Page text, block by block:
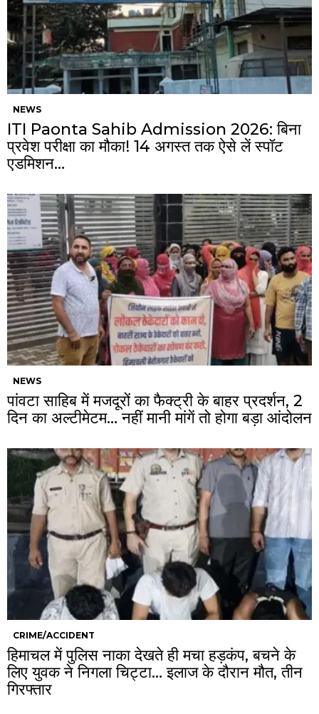
NEWS
ITI Paonta Sahib Admission 2026: बिना
प्रवेश परीक्षा का मौका! 14 अगस्त तक ऐसे लें स्पॉट
एडमिशन…
NEWS
पांवटा साहिब में मजदूरों का फैक्ट्री के बाहर प्रदर्शन, 2
दिन का अल्टीमेटम… नहीं मानी मांगें तो होगा बड़ा आंदोलन
CRIME/ACCIDENT
हिमाचल में पुलिस नाका देखते ही मचा हड़कंप, बचने के
लिए युवक ने निगला चिट्टा… इलाज के दौरान मौत, तीन
गिरफ्तार